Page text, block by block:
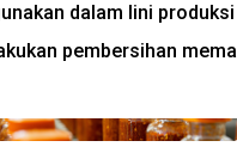
dalam lini
pembersihan